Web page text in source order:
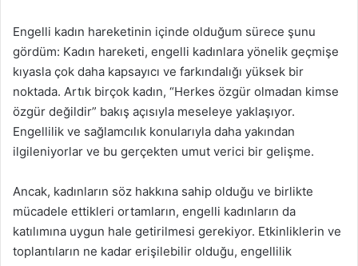
Engelli kadın hareketinin içinde olduğum sürece şunu
gördüm: Kadın hareketi, engelli kadınlara yönelik geçmişe
kıyasla çok daha kapsayıcı ve farkındalığı yüksek bir
noktada. Artık birçok kadın, “Herkes özgür olmadan kimse
özgür değildir” bakış açısıyla meseleye yaklaşıyor.
Engellilik ve sağlamcılık konularıyla daha yakından
ilgileniyorlar ve bu gerçekten umut verici bir gelişme.
Ancak, kadınların söz hakkına sahip olduğu ve birlikte
mücadele ettikleri ortamların, engelli kadınların da
katılımına uygun hale getirilmesi gerekiyor. Etkinliklerin ve
toplantıların ne kadar erişilebilir olduğu, engellilik